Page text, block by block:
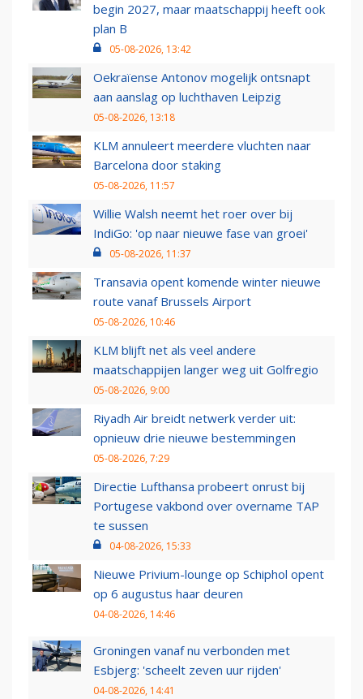
begin 2027, maar maatschappij heeft ook
plan B
05-08-2026, 13:42
Oekraïense Antonov mogelijk ontsnapt
aan aanslag op luchthaven Leipzig
05-08-2026, 13:18
KLM annuleert meerdere vluchten naar
Barcelona door staking
05-08-2026, 11:57
Willie Walsh neemt het roer over bij
IndiGo: 'op naar nieuwe fase van groei'
05-08-2026, 11:37
Transavia opent komende winter nieuwe
route vanaf Brussels Airport
05-08-2026, 10:46
KLM blijft net als veel andere
maatschappijen langer weg uit Golfregio
05-08-2026, 9:00
Riyadh Air breidt netwerk verder uit:
opnieuw drie nieuwe bestemmingen
05-08-2026, 7:29
Directie Lufthansa probeert onrust bij
Portugese vakbond over overname TAP
te sussen
04-08-2026, 15:33
Nieuwe Privium-lounge op Schiphol opent
op 6 augustus haar deuren
04-08-2026, 14:46
Groningen vanaf nu verbonden met
Esbjerg: 'scheelt zeven uur rijden'
04-08-2026, 14:41